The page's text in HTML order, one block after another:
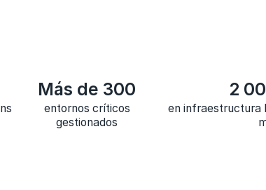
Más de 300
entornos críticos
gestionados
2
en infraestructura